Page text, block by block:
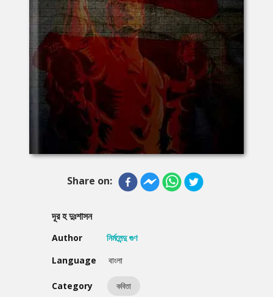
Share on:
দূর হ দুঃশাসন
Author
নির্মলেন্দু গুণ
Language
বাংলা
Category কবিতা